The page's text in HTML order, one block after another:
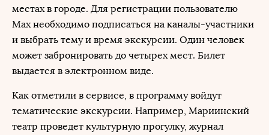
местах в городе. Для регистрации пользователю
Max необходимо подписаться на каналы-участники
и выбрать тему и время экскурсии. Один человек
может забронировать до четырех мест. Билет
выдается в электронном виде.
Как отметили в сервисе, в программу войдут
тематические экскурсии. Например, Мариинский
театр проведет культурную прогулку, журнал